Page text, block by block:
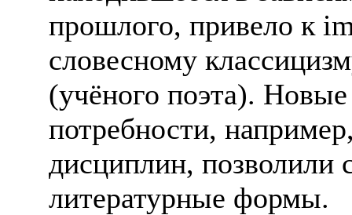
прошлого, привело к
словесному
(учёного поэта).
потребности,
дисциплин, позволили
литературные формы.